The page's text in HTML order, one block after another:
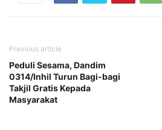
Previous article
Peduli Sesama, Dandim
0314/Inhil Turun Bagi-bagi
Takjil Gratis Kepada
Masyarakat